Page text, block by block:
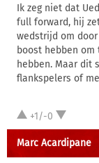
Ik zeg niet dat
full forward, hij
wedstrijd om
boost hebben
hebben. Maar dit
flankspelers of
+1/-0
Marc Acardipane